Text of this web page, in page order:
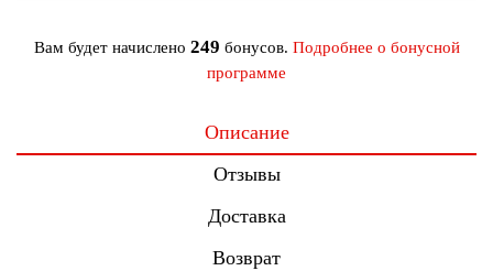
Вам будет начислено 249 бонусов. Подробнее о бонусной
программе
Описание
Отзывы
Доставка
Возврат